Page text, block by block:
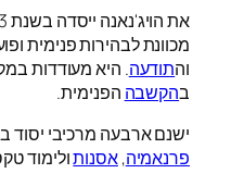
מכוונת לבהירות פנימית
והתודעה. היא מעודדות
בהקשבה הפנימית.
ישנם ארבעה מרכיבי יסוד
פרנאמיה,אסנותולימוד